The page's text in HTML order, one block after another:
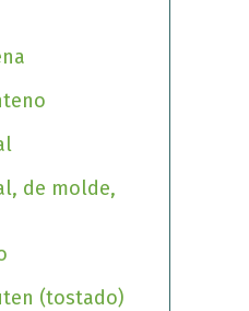
de molde,
(tostado)